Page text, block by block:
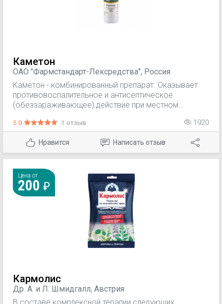
Каметон
ОАО "Фармстандарт-Лексредства", Россия
Каметон - комбинированный препарат. Оказывает
противовоспалительное и антисептическое
(обеззараживающее) действие при местном
5.0 1 отзыв 1920
Нравится Написать отзыв
Цена от
200
Кармолис
Др. А. и Л. Шмидгалл, Австрия